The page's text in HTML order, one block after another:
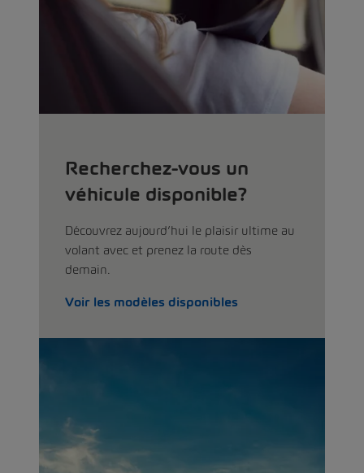
Recherchez-vous un
véhicule disponible?
Découvrez aujourd’hui le plaisir ultime au
volant avec et prenez la route dès
demain.
Voir les modèles disponibles